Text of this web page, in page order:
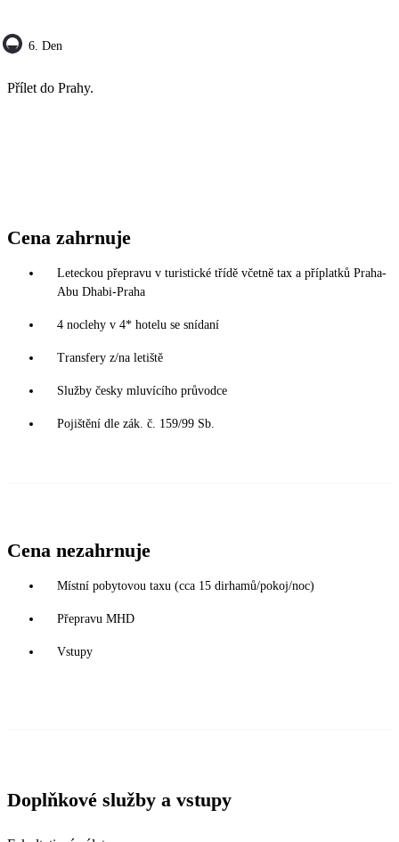
6. Den
Přílet do Prahy.
Cena zahrnuje
Leteckou přepravu v turistické třídě včetně tax a příplatků Praha-
Abu Dhabi-Praha
4 noclehy v 4* hotelu se snídaní
Transfery z/na letiště
Služby česky mluvícího průvodce
Pojištění dle zák. č. 159/99 Sb.
Cena nezahrnuje
Místní pobytovou taxu (cca 15 dirhamů/pokoj/noc)
Přepravu MHD
Vstupy
Doplňkové služby a vstupy